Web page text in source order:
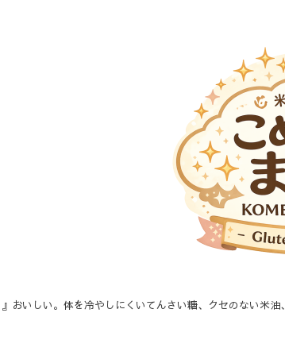
おいしい。体を冷やしにくいてんさい糖、クセのない米